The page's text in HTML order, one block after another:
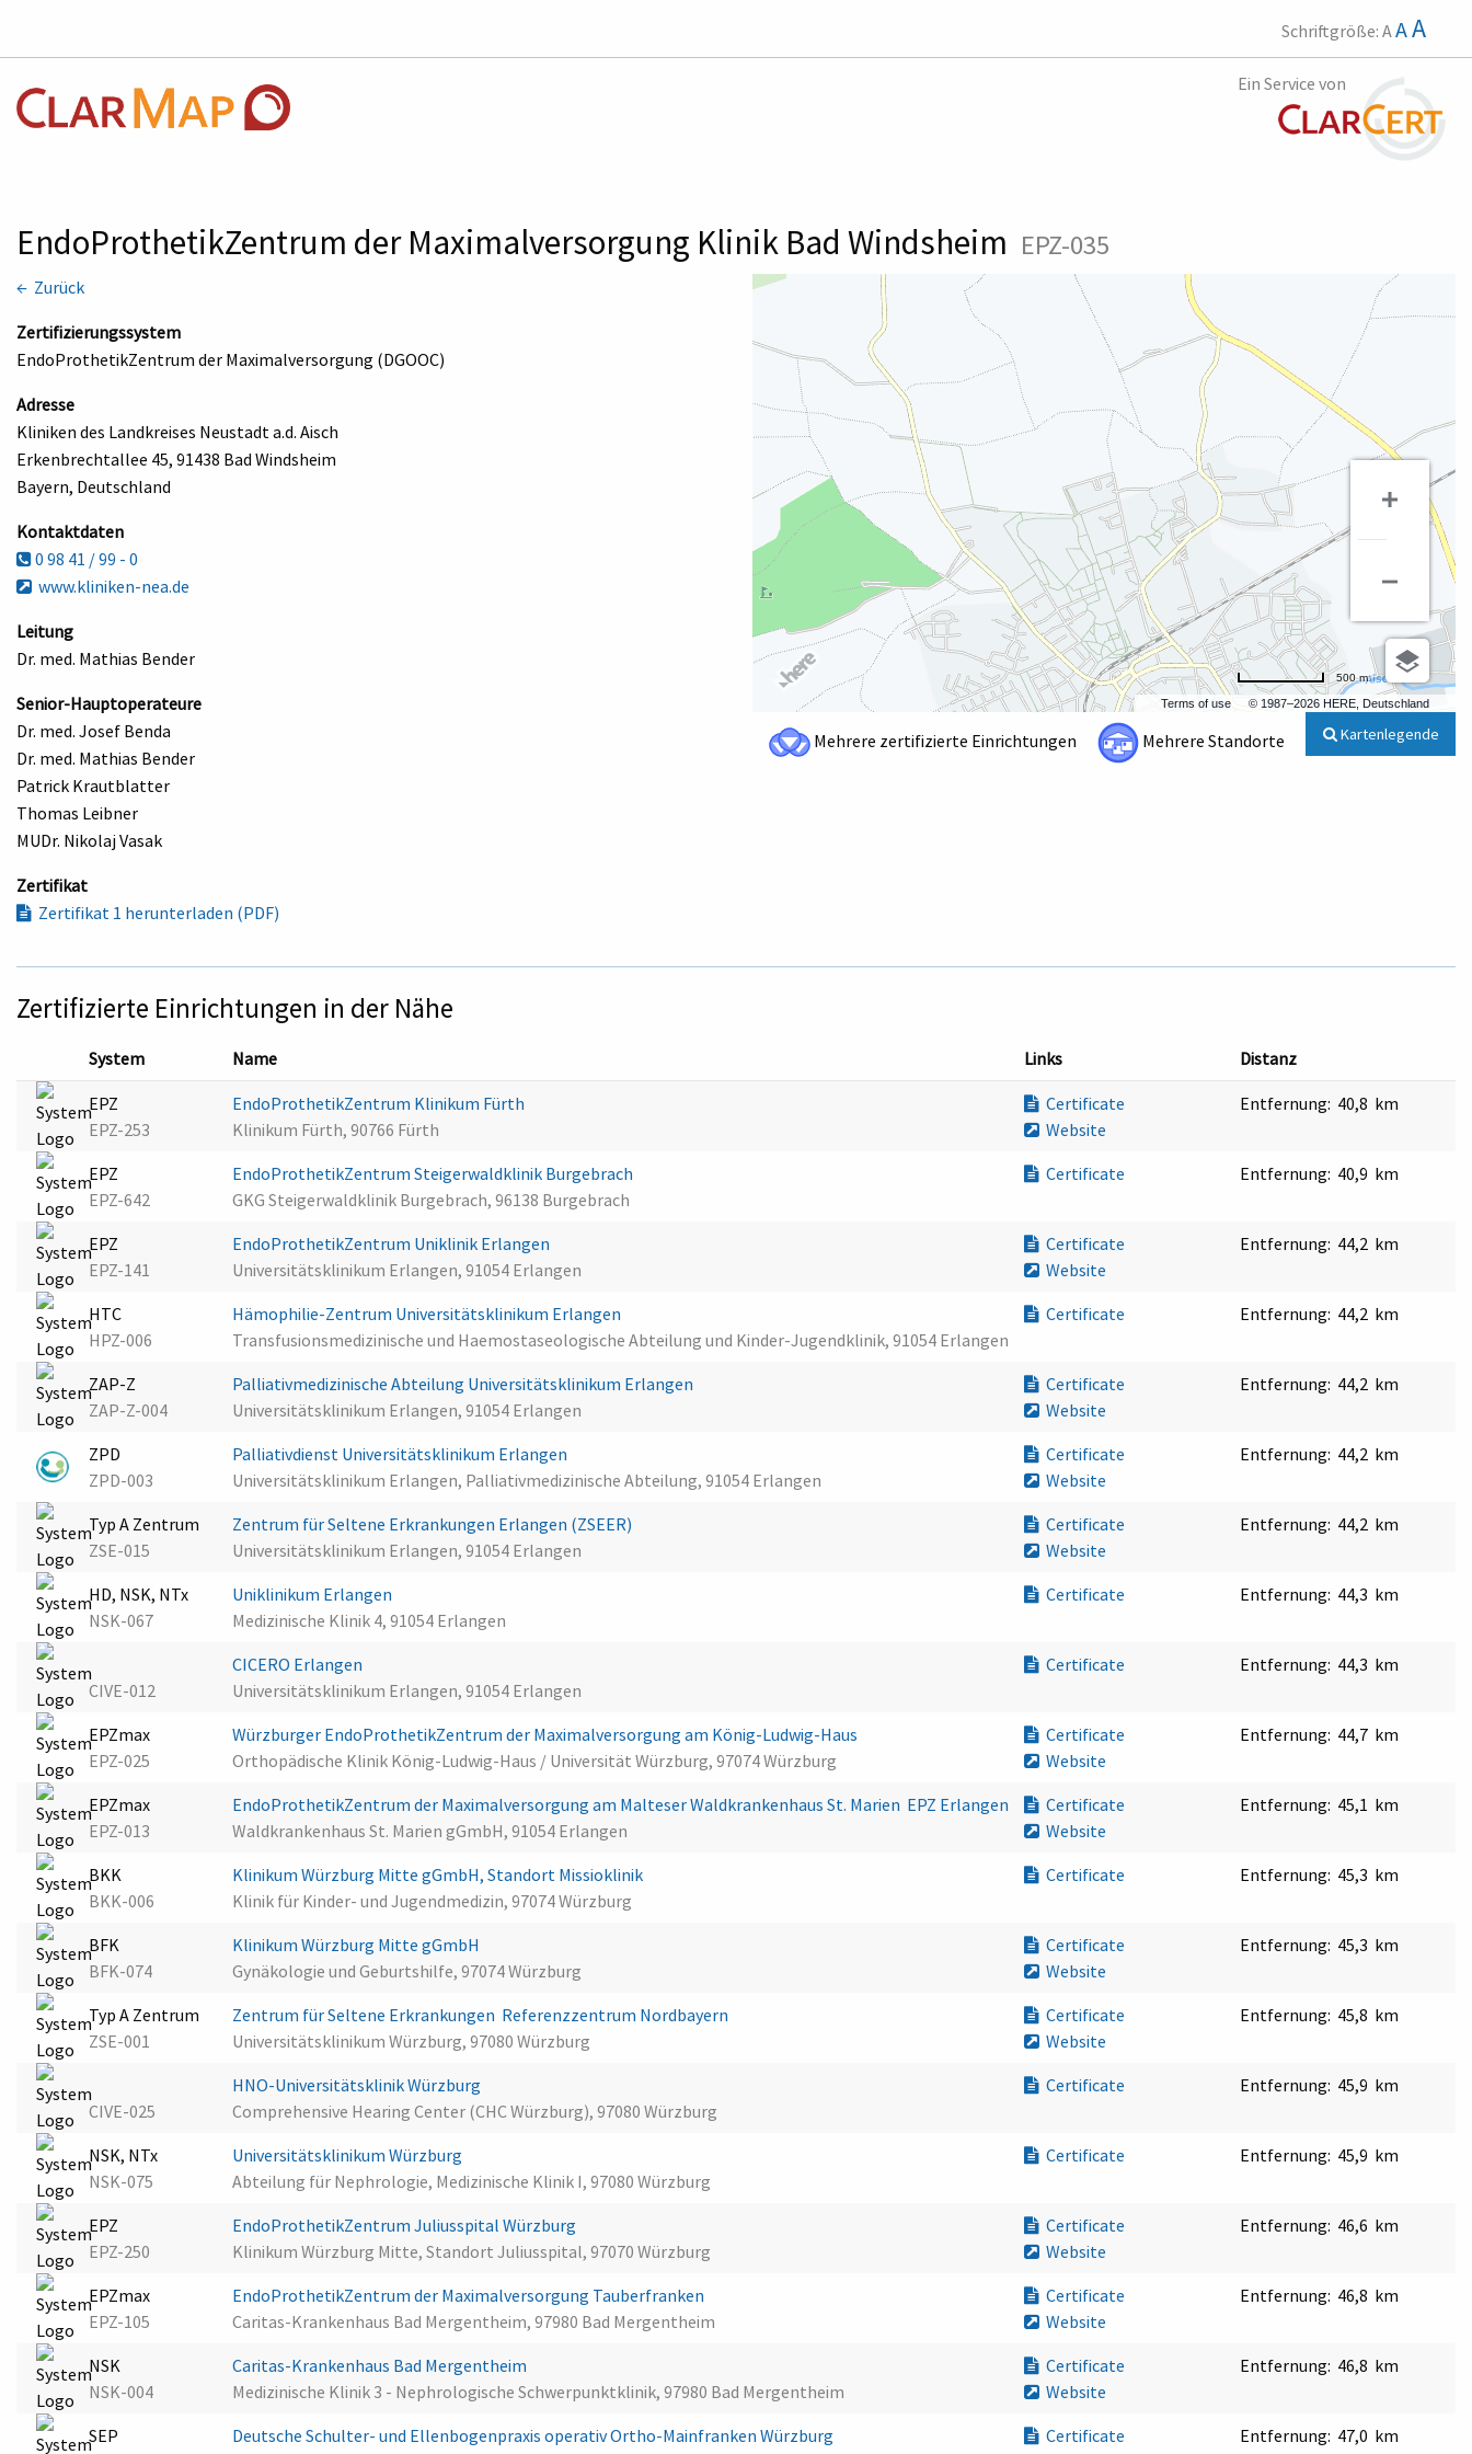
Schriftgröße: AAA
Ein Service von
EndoProthetikZentrum der Maximalversorgung Klinik Bad Windsheim EPZ-035
← Zurück
Zertifizierungssystem
EndoProthetikZentrum der Maximalversorgung (DGOOC)
Adresse
Kliniken des Landkreises Neustadt a.d. Aisch
Erkenbrechtallee 45, 91438 Bad Windsheim
Bayern, Deutschland
Kontaktdaten
0 98 41 / 99 - 0
www.kliniken-nea.de
Leitung
Dr. med. Mathias Bender
Senior-Hauptoperateure
Dr. med. Josef Benda
Dr. med. Mathias Bender
Patrick Krautblatter
Thomas Leibner
MUDr. Nikolaj Vasak
Zertifikat
Zertifikat 1 herunterladen (PDF)
Terms of use © 1987–2026 HERE, Deutschland
500 m
Mehrere zertifizierte Einrichtungen Mehrere Standorte Kartenlegende
Zertifizierte Einrichtungen in der Nähe
System Name Links Distanz
EPZ
EPZ-253
EndoProthetikZentrum Klinikum Fürth
Klinikum Fürth, 90766 Fürth
Certificate
Website
Entfernung: 40,8 km
EPZ
EPZ-642
EndoProthetikZentrum Steigerwaldklinik Burgebrach
GKG Steigerwaldklinik Burgebrach, 96138 Burgebrach
Certificate Entfernung: 40,9 km
EPZ
EPZ-141
EndoProthetikZentrum Uniklinik Erlangen
Universitätsklinikum Erlangen, 91054 Erlangen
Certificate
Website
Entfernung: 44,2 km
HTC
HPZ-006
Hämophilie-Zentrum Universitätsklinikum Erlangen
Transfusionsmedizinische und Haemostaseologische Abteilung und Kinder-Jugendklinik, 91054 Erlangen
Certificate Entfernung: 44,2 km
ZAP-Z
ZAP-Z-004
Palliativmedizinische Abteilung Universitätsklinikum Erlangen
Universitätsklinikum Erlangen, 91054 Erlangen
Certificate
Website
Entfernung: 44,2 km
ZPD
ZPD-003
Palliativdienst Universitätsklinikum Erlangen
Universitätsklinikum Erlangen, Palliativmedizinische Abteilung, 91054 Erlangen
Certificate
Website
Entfernung: 44,2 km
Typ A Zentrum
ZSE-015
Zentrum für Seltene Erkrankungen Erlangen (ZSEER)
Universitätsklinikum Erlangen, 91054 Erlangen
Certificate
Website
Entfernung: 44,2 km
HD, NSK, NTx
NSK-067
Uniklinikum Erlangen
Medizinische Klinik 4, 91054 Erlangen
Certificate Entfernung: 44,3 km
CIVE-012
CICERO Erlangen
Universitätsklinikum Erlangen, 91054 Erlangen
Certificate Entfernung: 44,3 km
EPZmax
EPZ-025
Würzburger EndoProthetikZentrum der Maximalversorgung am König-Ludwig-Haus
Orthopädische Klinik König-Ludwig-Haus / Universität Würzburg, 97074 Würzburg
Certificate
Website
Entfernung: 44,7 km
EPZmax
EPZ-013
EndoProthetikZentrum der Maximalversorgung am Malteser Waldkrankenhaus St. Marien  EPZ Erlangen
Waldkrankenhaus St. Marien gGmbH, 91054 Erlangen
Certificate
Website
Entfernung: 45,1 km
BKK
BKK-006
Klinikum Würzburg Mitte gGmbH, Standort Missioklinik
Klinik für Kinder- und Jugendmedizin, 97074 Würzburg
Certificate Entfernung: 45,3 km
BFK
BFK-074
Klinikum Würzburg Mitte gGmbH
Gynäkologie und Geburtshilfe, 97074 Würzburg
Certificate
Website
Entfernung: 45,3 km
Typ A Zentrum
ZSE-001
Zentrum für Seltene Erkrankungen  Referenzzentrum Nordbayern
Universitätsklinikum Würzburg, 97080 Würzburg
Certificate
Website
Entfernung: 45,8 km
CIVE-025
HNO-Universitätsklinik Würzburg
Comprehensive Hearing Center (CHC Würzburg), 97080 Würzburg
Certificate Entfernung: 45,9 km
NSK, NTx
NSK-075
Universitätsklinikum Würzburg
Abteilung für Nephrologie, Medizinische Klinik I, 97080 Würzburg
Certificate Entfernung: 45,9 km
EPZ
EPZ-250
EndoProthetikZentrum Juliusspital Würzburg
Klinikum Würzburg Mitte, Standort Juliusspital, 97070 Würzburg
Certificate
Website
Entfernung: 46,6 km
EPZmax
EPZ-105
EndoProthetikZentrum der Maximalversorgung Tauberfranken
Caritas-Krankenhaus Bad Mergentheim, 97980 Bad Mergentheim
Certificate
Website
Entfernung: 46,8 km
NSK
NSK-004
Caritas-Krankenhaus Bad Mergentheim
Medizinische Klinik 3 - Nephrologische Schwerpunktklinik, 97980 Bad Mergentheim
Certificate
Website
Entfernung: 46,8 km
SEP
Deutsche Schulter- und Ellenbogenpraxis operativ Ortho-Mainfranken Würzburg
Certificate
Entfernung: 47,0 km